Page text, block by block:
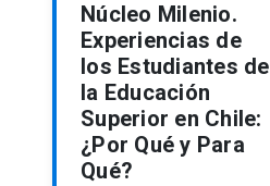
Núcleo Milenio.
Experiencias de
los Estudiantes de
la Educación
Superior en Chile:
¿Por Qué y Para
Qué?